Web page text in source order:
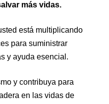
más vidas.
está multiplicando
para suministrar
y ayuda esencial.
y contribuya para
en las vidas de